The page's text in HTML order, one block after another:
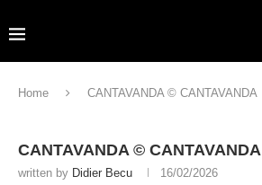
Home CANTAVANDA © CANTAVANDA
CANTAVANDA © CANTAVANDA
written by Didier Becu 16/02/2026